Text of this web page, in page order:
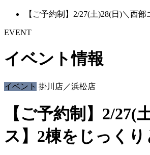
【ご予約制】2/27(土)28(日)＼西
EVENT
イベント情報
イベント 掛川店／浜松店
【ご予約制】2/
ス】2棟をじっく